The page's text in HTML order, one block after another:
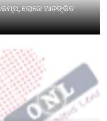
ଲୋକେ ଆତଙ୍କିତ